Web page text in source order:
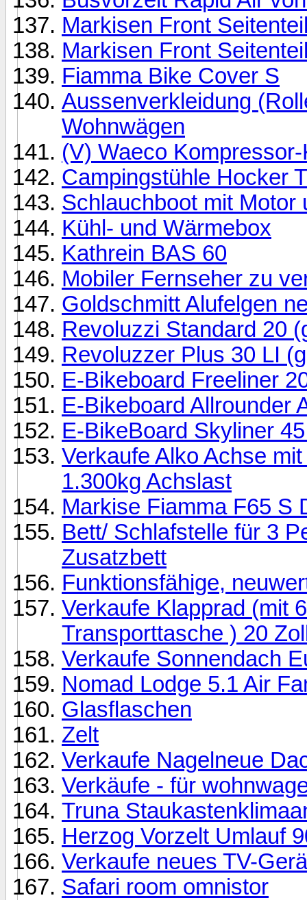
Markisen Front
Markisen Front
Fiamma Bike Cover S
Aussenverkleidung
Wohnwägen
(V) Waeco
Campingstühle Hocker
Schlauchboot mit Motor
Kühl- und Wärmebox
Kathrein BAS 60
Mobiler Fernseher zu
Goldschmitt Alufelgen
Revoluzzi Standard 20
Revoluzzer Plus 30 LI
E-Bikeboard Freeliner
E-Bikeboard Allrounder
E-BikeBoard Skyliner
Verkaufe Alko Achse
1.300kg Achslast
Markise Fiamma F65 S
Bett/ Schlafstelle für 3
Zusatzbett
Funktionsfähige,
Verkaufe Klapprad (mit
Transporttasche ) 20
Verkaufe Sonnendach
Nomad Lodge 5.1 Air
Glasflaschen
Zelt
Verkaufe Nagelneue
Verkäufe - für
Truna
Herzog Vorzelt Umlauf
Verkaufe neues TV-
Safari room omnistor